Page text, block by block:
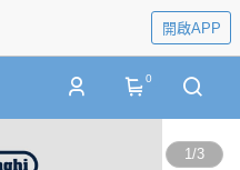
開啟APP
0
1/3